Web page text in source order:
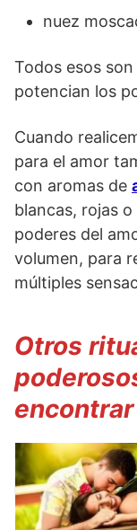
nuez
Todos esos
potencian los
Cuando
para el amor
con aromas de
blancas, rojas
poderes del
volumen, para
múltiples
Otros